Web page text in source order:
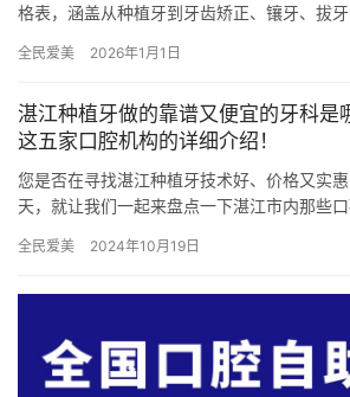
格表，涵盖从种植牙到牙齿矫正、镶牙、拔
笑…
全民爱美 2026年1月1日
湛江种植牙做的靠谱又便宜的牙科是
这五家口腔机构的详细介绍！
您是否在寻找湛江种植牙技术好、价格又实
天，就让我们一起来盘点一下湛江市内那些
美口…
全民爱美 2024年10月19日